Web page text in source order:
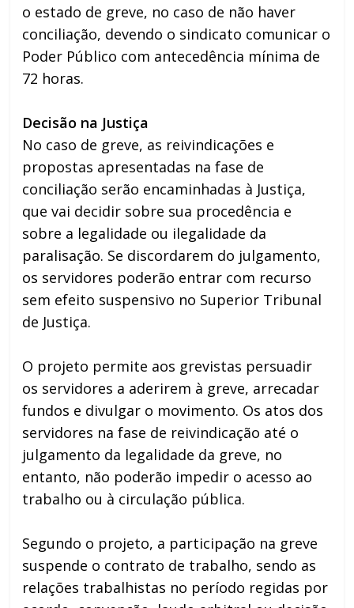
o estado de greve, no caso de não haver
conciliação, devendo o sindicato comunicar o
Poder Público com antecedência mínima de
72 horas.
Decisão na Justiça
No caso de greve, as reivindicações e
propostas apresentadas na fase de
conciliação serão encaminhadas à Justiça,
que vai decidir sobre sua procedência e
sobre a legalidade ou ilegalidade da
paralisação. Se discordarem do julgamento,
os servidores poderão entrar com recurso
sem efeito suspensivo no Superior Tribunal
de Justiça.
O projeto permite aos grevistas persuadir
os servidores a aderirem à greve, arrecadar
fundos e divulgar o movimento. Os atos dos
servidores na fase de reivindicação até o
julgamento da legalidade da greve, no
entanto, não poderão impedir o acesso ao
trabalho ou à circulação pública.
Segundo o projeto, a participação na greve
suspende o contrato de trabalho, sendo as
relações trabalhistas no período regidas por